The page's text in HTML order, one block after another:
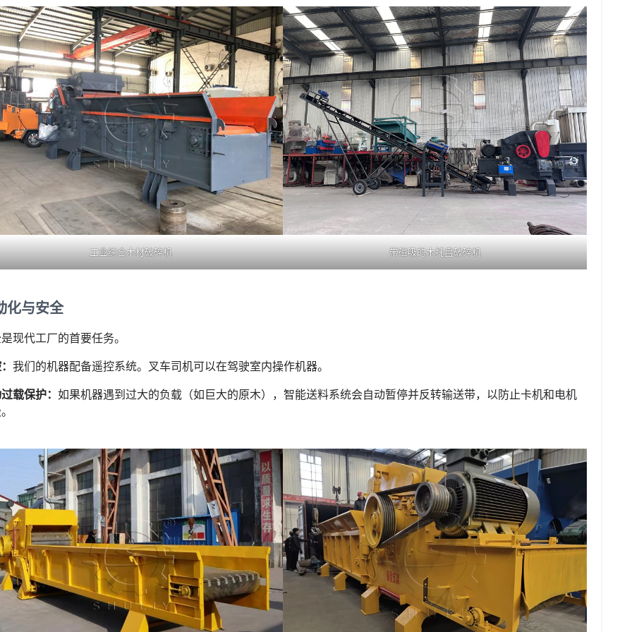
工业综合木材破碎机 带磁吸的木托盘破碎机
化与安全
现代工厂的首要任务。
我们的机器配备遥控系统。叉车司机可以在驾驶室内操作机器。
载保护： 如果机器遇到过大的负载（如巨大的原木），智能送料系统会自动暂停并反转输送带，以防止卡机和电机